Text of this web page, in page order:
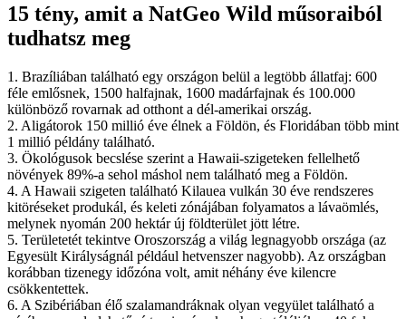
15 tény, amit a NatGeo Wild műsoraiból
tudhatsz meg
1. Brazíliában található egy országon belül a legtöbb állatfaj: 600
féle emlősnek, 1500 halfajnak, 1600 madárfajnak és 100.000
különböző rovarnak ad otthont a dél-amerikai ország.
2. Aligátorok 150 millió éve élnek a Földön, és Floridában több mint
1 millió példány található.
3. Ökológusok becslése szerint a Hawaii-szigeteken fellelhető
növények 89%-a sehol máshol nem található meg a Földön.
4. A Hawaii szigeten található Kilauea vulkán 30 éve rendszeres
kitöréseket produkál, és keleti zónájában folyamatos a lávaömlés,
melynek nyomán 200 hektár új földterület jött létre.
5. Területetét tekintve Oroszország a világ legnagyobb országa (az
Egyesült Királyságnál például hetvenszer nagyobb). Az országban
korábban tizenegy időzóna volt, amit néhány éve kilencre
csökkentettek.
6. A Szibériában élő szalamandráknak olyan vegyület található a